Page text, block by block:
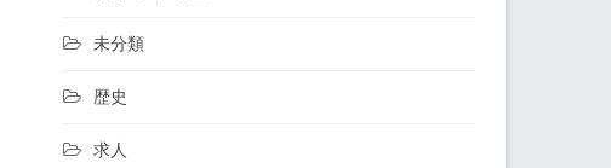
未分類
歴史
求人